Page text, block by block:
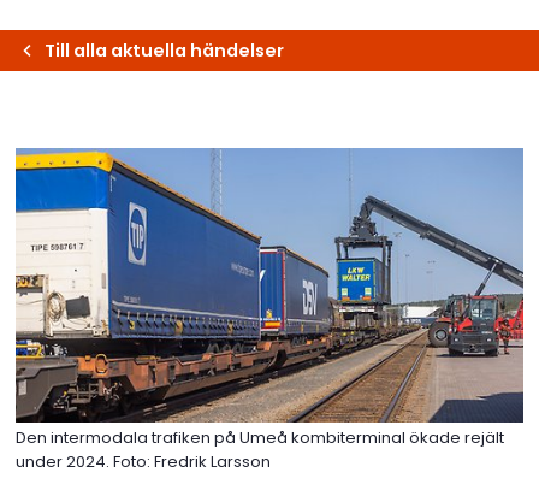
Till alla aktuella händelser
Den intermodala trafiken på Umeå kombiterminal ökade rejält
under 2024. Foto: Fredrik Larsson